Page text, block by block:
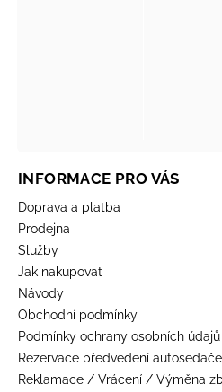
INFORMACE PRO VÁS
Doprava a platba
Prodejna
Služby
Jak nakupovat
Návody
Obchodní podmínky
Podmínky ochrany osobních údajů
Rezervace předvedení
Reklamace / Vrácení / Výměna